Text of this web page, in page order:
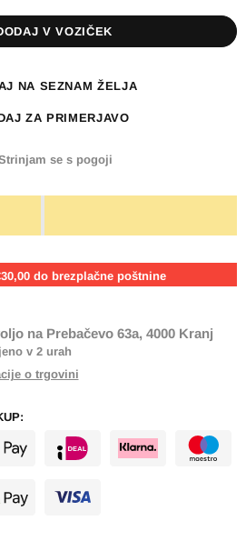
V VOZIČEK
NA SEZNAM ŽELJA
ZA PRIMERJAVO
se s pogoji
do brezplačne poštnine
na Prebačevo 63a, 4000 Kranj
v 2 urah
o trgovini